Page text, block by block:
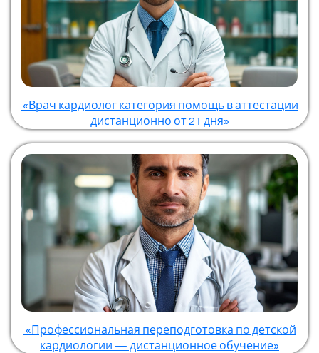
«Врач кардиолог категория помощь в аттестации
дистанционно от 21 дня»
«Профессиональная переподготовка по детской
кардиологии — дистанционное обучение»